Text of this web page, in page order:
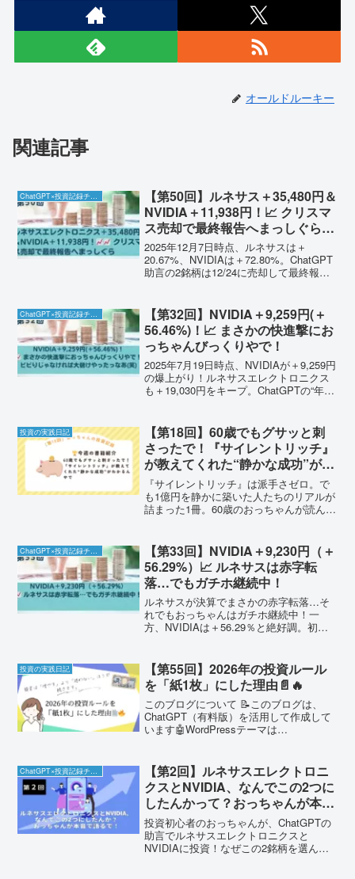
オールドルーキー
関連記事
【第50回】ルネサス＋35,480円＆
NVIDIA＋11,938円！📈 クリスマ
ス売却で最終報告へまっしぐら
【12/7】
2025年12月7日時点、ルネサスは＋
20.67%、NVIDIAは＋72.80%。ChatGPT
助言の2銘柄は12/24に売却して最終報
整理しました。
ChatGPT×投資記録チャレンジ
【第32回】NVIDIA＋9,259円(＋
56.46%)！📈 まさかの快進撃にお
っちゃんびっくりやで！
2025年7月19日時点、NVIDIAが＋9,259円
の爆上がり！ルネサスエレクトロニクス
も＋19,030円をキープ。ChatGPTの“年末
投資の実践日記
【第18回】60歳でもグサッと刺
さったで！『サイレントリッチ』
が教えてくれた“静かな成功”がわ
かるんやで
『サイレントリッチ』は派手さゼロ。で
も1億円を静かに築いた人たちのリアルが
詰まった1冊。60歳のおっちゃんが読んで
【第33回】NVIDIA＋9,230円（＋
56.29%）📈 ルネサスは赤字転
落…でもガチホ継続中！
ルネサスが決算でまさかの赤字転落…そ
れでもおっちゃんはガチホ継続中！一
方、NVIDIAは＋56.29％と絶好調。初心
投資の実践日記
【第55回】2026年の投資ルール
を「紙1枚」にした理由📄🔥
このブログについて 📝このブログは、
ChatGPT（有料版）を活用して作成して
います🤖WordPressテーマは
手が止まる瞬間があります。「これで合
ってるんや...
ChatGPT×投資記録チャレンジ
【第2回】ルネサスエレクトロニ
クスとNVIDIA、なんでこの2つに
したんかって？おっちゃんが本音
で語るで！
投資初心者のおっちゃんが、ChatGPTの
助言でルネサスエレクトロニクスと
NVIDIAに投資！なぜこの2銘柄を選んだ